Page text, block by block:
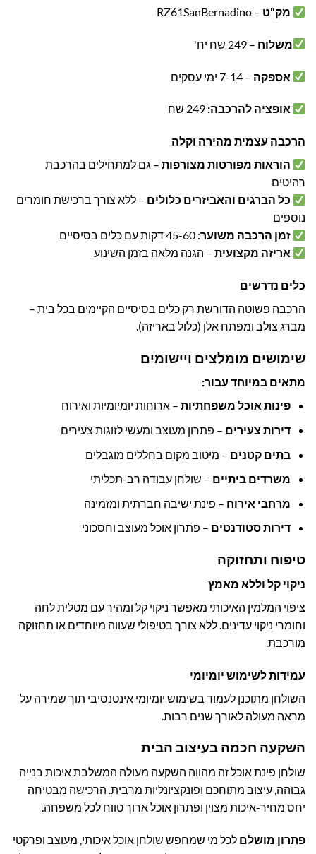
מק"ט – RZ61SanBernadino
משלוח – 249 שח יח'
אספקה – 7-14 ימי עסקים
אופציה להרכבה: 249 שח
הרכבה עצמית מהירה וקלה
הוראות מפורטות מצורפות – גם למתחילים בהרכבת
רהיטים
כל הברגים והאביזרים כלולים – ללא צורך ברכישת חומרים
נוספים
זמן הרכבה משוער: 45-60 דקות עם כלים בסיסיים
אריזה מקצועית – הגנה מלאה בזמן השינוע
כלים נדרשים
הרכבה פשוטה הדורשת רק כלים בסיסיים הקיימים בכל בית –
מברג צולב ומפתח אלן (כלול באריזה).
שימושים מומלצים ויישומים
מתאים במיוחד עבור:
פינות אוכל משפחתיות– ארוחות יומיומיות ואירוח
דירות צעירים – פתרון מעוצב ומעשי לזוגות צעירים
בתים קטנים – מיטוב מקום בחללים מוגבלים
משרדים ביתיים – שולחן עבודה רב-תכליתי
מרחבי אירוח – פינת ישיבה חברתית ומזמינה
דירות סטודנטים – פתרון אוכל מעוצב וחסכוני
טיפוח ותחזוקה
ניקוי קל וללא מאמץ
ציפוי המלמין האיכותי מאפשר ניקוי קל ומהיר עם מטלית לחה
וחומרי ניקוי עדינים. ללא צורך בטיפולי שעווה מיוחדים או תחזוקה
מורכבת.
עמידות לשימוש יומיומי
השולחן מתוכנן לעמוד בשימוש יומיומי אינטנסיבי תוך שמירה על
מראה מעולה לאורך שנים רבות.
השקעה חכמה בעיצוב הבית
שולחן פינת אוכל זה מהווה השקעה מעולה המשלבת איכות בנייה
גבוהה, עיצוב מתוחכם ופונקציונליות מרבית. הרכישה מבטיחה
יחס מחיר-איכות מצוין ופתרון אוכל ארוך טווח לכל משפחה.
פתרון מושלם לכל מי שמחפש שולחן אוכל איכותי, מעוצב ופרקטי